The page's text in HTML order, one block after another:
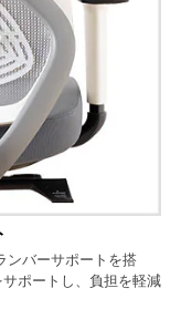
ンバーサポートを搭
ポートし、負担を軽減